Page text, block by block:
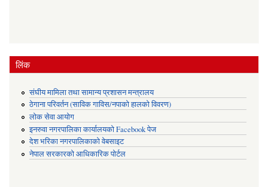
लिंक
संघीय मामिला तथा सामान्य प्रशासन मन्त्रालय
ठेगाना परिवर्तन (साविक गाविस/नपाको हालको विवरण)
लोक सेवा आयोग
इनरुवा नगरपालिका कार्यालयको Facebook पेज
देश भरिका नगरपालिकाको वेबसाइट
नेपाल सरकारको आधिकारिक पोर्टल